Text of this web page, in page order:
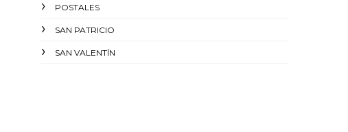
POSTALES
SAN PATRICIO
SAN VALENTÍN